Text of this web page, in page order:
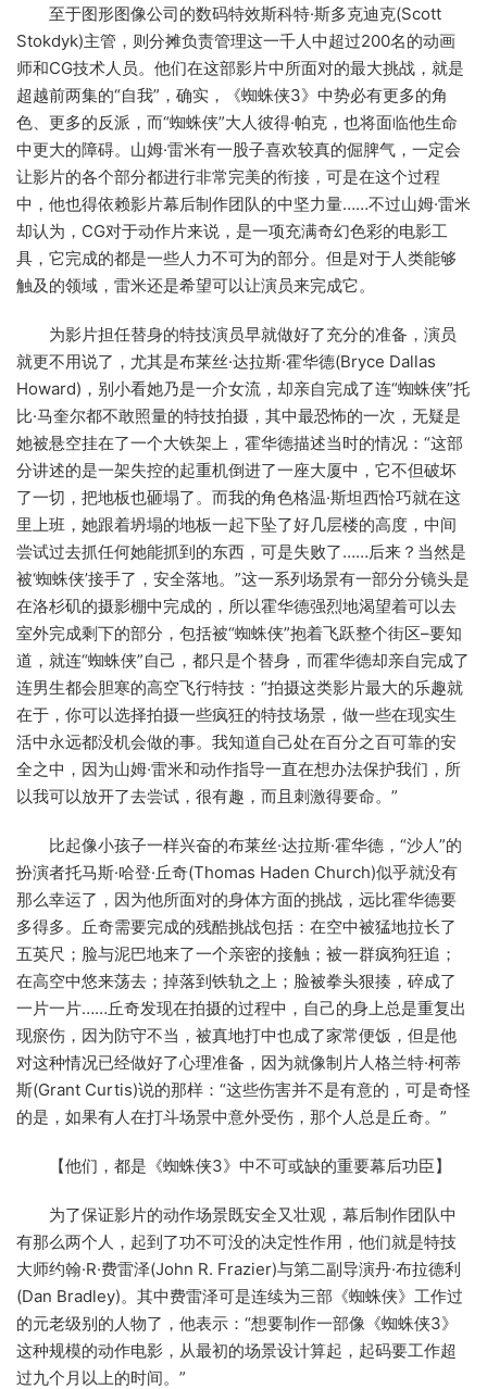
至于图形图像公司的数码特效斯科特·斯多克迪克(Scott
Stokdyk)主管，则分摊负责管理这一千人中超过200名的动画
师和CG技术人员。他们在这部影片中所面对的最大挑战，就是
超越前两集的“自我”，确实，《蜘蛛侠3》中势必有更多的角
色、更多的反派，而“蜘蛛侠”大人彼得·帕克，也将面临他生命
中更大的障碍。山姆·雷米有一股子喜欢较真的倔脾气，一定会
让影片的各个部分都进行非常完美的衔接，可是在这个过程
中，他也得依赖影片幕后制作团队的中坚力量……不过山姆·雷米
却认为，CG对于动作片来说，是一项充满奇幻色彩的电影工
具，它完成的都是一些人力不可为的部分。但是对于人类能够
触及的领域，雷米还是希望可以让演员来完成它。
为影片担任替身的特技演员早就做好了充分的准备，演员
就更不用说了，尤其是布莱丝·达拉斯·霍华德(Bryce Dallas
Howard)，别小看她乃是一介女流，却亲自完成了连“蜘蛛侠”托
比·马奎尔都不敢照量的特技拍摄，其中最恐怖的一次，无疑是
她被悬空挂在了一个大铁架上，霍华德描述当时的情况：“这部
分讲述的是一架失控的起重机倒进了一座大厦中，它不但破坏
了一切，把地板也砸塌了。而我的角色格温·斯坦西恰巧就在这
里上班，她跟着坍塌的地板一起下坠了好几层楼的高度，中间
尝试过去抓任何她能抓到的东西，可是失败了……后来？当然是
被‘蜘蛛侠’接手了，安全落地。”这一系列场景有一部分分镜头是
在洛杉矶的摄影棚中完成的，所以霍华德强烈地渴望着可以去
室外完成剩下的部分，包括被“蜘蛛侠”抱着飞跃整个街区–要知
道，就连“蜘蛛侠”自己，都只是个替身，而霍华德却亲自完成了
连男生都会胆寒的高空飞行特技：“拍摄这类影片最大的乐趣就
在于，你可以选择拍摄一些疯狂的特技场景，做一些在现实生
活中永远都没机会做的事。我知道自己处在百分之百可靠的安
全之中，因为山姆·雷米和动作指导一直在想办法保护我们，所
以我可以放开了去尝试，很有趣，而且刺激得要命。”
比起像小孩子一样兴奋的布莱丝·达拉斯·霍华德，“沙人”的
扮演者托马斯·哈登·丘奇(Thomas Haden Church)似乎就没有
那么幸运了，因为他所面对的身体方面的挑战，远比霍华德要
多得多。丘奇需要完成的残酷挑战包括：在空中被猛地拉长了
五英尺；脸与泥巴地来了一个亲密的接触；被一群疯狗狂追；
在高空中悠来荡去；掉落到铁轨之上；脸被拳头狠揍，碎成了
一片一片……丘奇发现在拍摄的过程中，自己的身上总是重复出
现瘀伤，因为防守不当，被真地打中也成了家常便饭，但是他
对这种情况已经做好了心理准备，因为就像制片人格兰特·柯蒂
斯(Grant Curtis)说的那样：“这些伤害并不是有意的，可是奇怪
的是，如果有人在打斗场景中意外受伤，那个人总是丘奇。”
【他们，都是《蜘蛛侠3》中不可或缺的重要幕后功臣】
为了保证影片的动作场景既安全又壮观，幕后制作团队中
有那么两个人，起到了功不可没的决定性作用，他们就是特技
大师约翰·R·费雷泽(John R. Frazier)与第二副导演丹·布拉德利
(Dan Bradley)。其中费雷泽可是连续为三部《蜘蛛侠》工作过
的元老级别的人物了，他表示：“想要制作一部像《蜘蛛侠3》
这种规模的动作电影，从最初的场景设计算起，起码要工作超
过九个月以上的时间。”